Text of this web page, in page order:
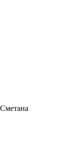
Сметана